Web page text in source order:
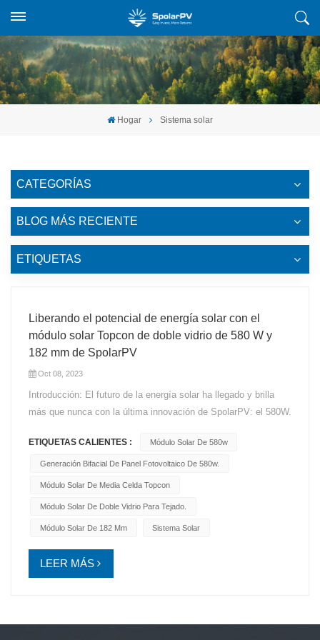
Hogar Sistema solar
CATEGORÍAS
BLOG MÁS RECIENTE
ETIQUETAS
Liberando el potencial de energía solar con el
módulo solar Topcon de doble vidrio de 580 W y
182 mm de SpolarPV
Oct 08, 2023
Introducción: El futuro de la energía solar ha llegado y brilla
más que nunca con la última innovación de SpolarPV: el 580W.
de energía renovable, SpolarPV continúa liderando el camino
con tecnología de vanguardia que redefine el rendimiento y la
sostenibilidad en la industria solar. Generación de energía sin
inigualable y tecnología avanzada de Topcon, logra niveles de
producción de energía sin precedentes. Este módulo es el
pináculo del rendimiento solar, lo que lo convierte en una
ETIQUETAS CALIENTES : Módulo Solar De 580w
Generación Bifacial De Panel Fotovoltaico De 580w.
Módulo Solar De Media Celda Topcon
Módulo Solar De Doble Vidrio Para Tejado.
Módulo Solar De 182 Mm Sistema Solar
LEER MÁS